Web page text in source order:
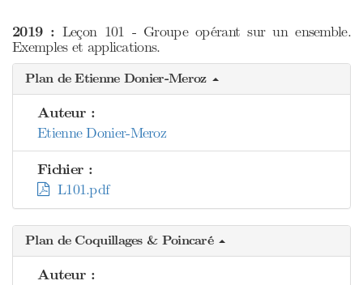
2019 : Leçon 101 - Groupe opérant sur un ensemble.
Exemples et applications.
Plan de Etienne Donier-Meroz
Auteur :
Etienne Donier-Meroz
Fichier :
L101.pdf
Plan de Coquillages & Poincaré
Auteur :